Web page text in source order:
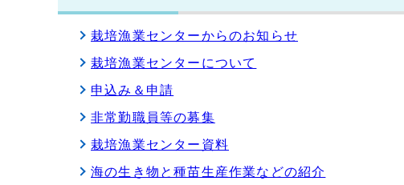
栽培漁業センターからのお知らせ
栽培漁業センターについて
申込み＆申請
非常勤職員等の募集
栽培漁業センター資料
海の生き物と種苗生産作業などの紹介